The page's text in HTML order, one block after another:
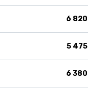
6 820
5 475
6 380